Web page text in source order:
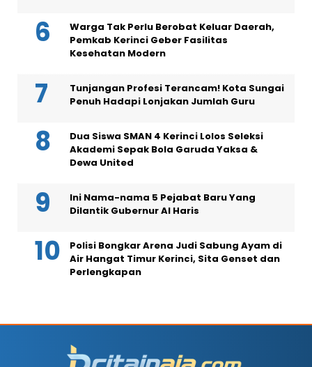
Warga Tak Perlu Berobat Keluar Daerah,
Pemkab Kerinci Geber Fasilitas
Kesehatan Modern
Tunjangan Profesi Terancam! Kota Sungai
Penuh Hadapi Lonjakan Jumlah Guru
Dua Siswa SMAN 4 Kerinci Lolos Seleksi
Akademi Sepak Bola Garuda Yaksa &
Dewa United
Ini Nama-nama 5 Pejabat Baru Yang
Dilantik Gubernur Al Haris
Polisi Bongkar Arena Judi Sabung Ayam di
Air Hangat Timur Kerinci, Sita Genset dan
Perlengkapan